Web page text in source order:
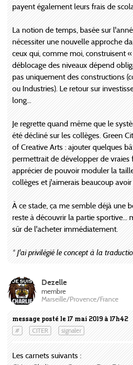
payent également leurs frais de
La notion de temps, basée sur
nécessiter une nouvelle approche
ceux qui, comme moi, construisent
déblocage des niveaux dépend
pas uniquement des constructions
ou Industries). Le retour sur
long...
Je regrette quand même que le
été décliné sur les collèges. Green
of Creative Arts : ajouter quelques
permettrait de développer de vraies
apprécier de pouvoir moduler la
collèges et j'aimerais beaucoup avoir
À ce stade, ça me semble déjà une
reste à découvrir la partie sportive...
sûr de l'acheter immédiatement.
* J'ai privilégié le concept à la
message posté le 17 mai 2019 à 17h42
# CITER signaler
Dezelle
membre
Marseille/Provence/France
Les carnets suivants :